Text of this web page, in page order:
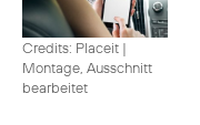
Credits: Placeit |
Montage, Ausschnitt
bearbeitet